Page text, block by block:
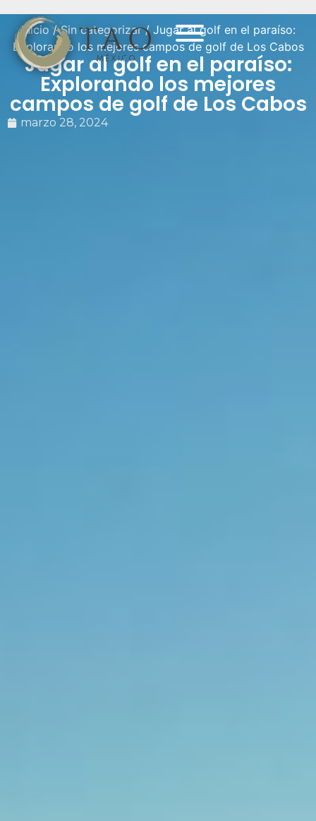
Inicio/Sin categorizar/ Jugar al golf en el paraíso:
Explorando los mejores campos de golf de Los Cabos
Jugar al golf en el paraíso:
Explorando los mejores
campos de golf de Los Cabos
marzo 28, 2024